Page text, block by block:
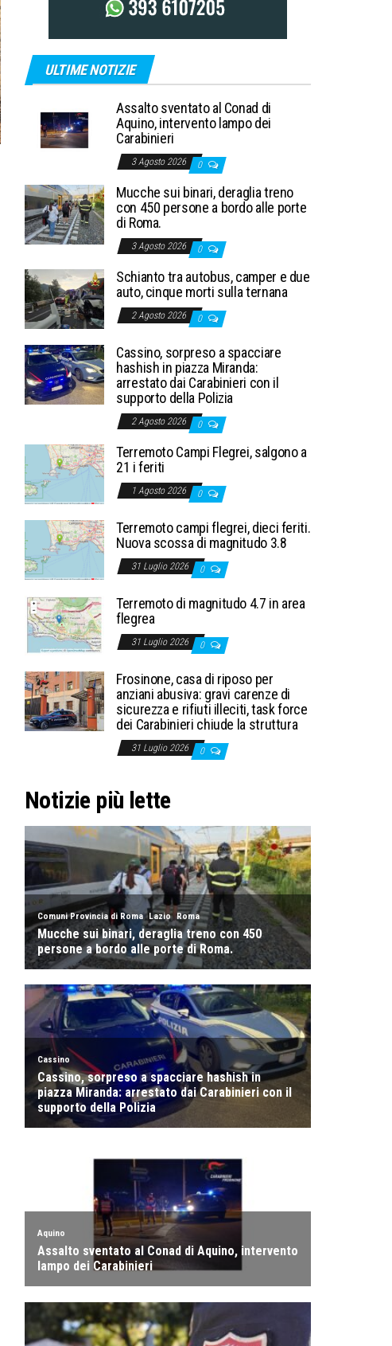
ULTIME NOTIZIE
Assalto sventato al Conad di
Aquino, intervento lampo dei
Carabinieri
3 Agosto 2026 0
Mucche sui binari, deraglia treno
con 450 persone a bordo alle porte
di Roma.
3 Agosto 2026 0
Schianto tra autobus, camper e due
auto, cinque morti sulla ternana
2 Agosto 2026 0
Cassino, sorpreso a spacciare
hashish in piazza Miranda:
arrestato dai Carabinieri con il
supporto della Polizia
2 Agosto 2026 0
Terremoto Campi Flegrei, salgono a
21 i feriti
1 Agosto 2026 0
Terremoto campi flegrei, dieci feriti.
Nuova scossa di magnitudo 3.8
31 Luglio 2026 0
Terremoto di magnitudo 4.7 in area
flegrea
31 Luglio 2026 0
Frosinone, casa di riposo per
anziani abusiva: gravi carenze di
sicurezza e rifiuti illeciti, task force
dei Carabinieri chiude la struttura
31 Luglio 2026 0
Notizie più lette